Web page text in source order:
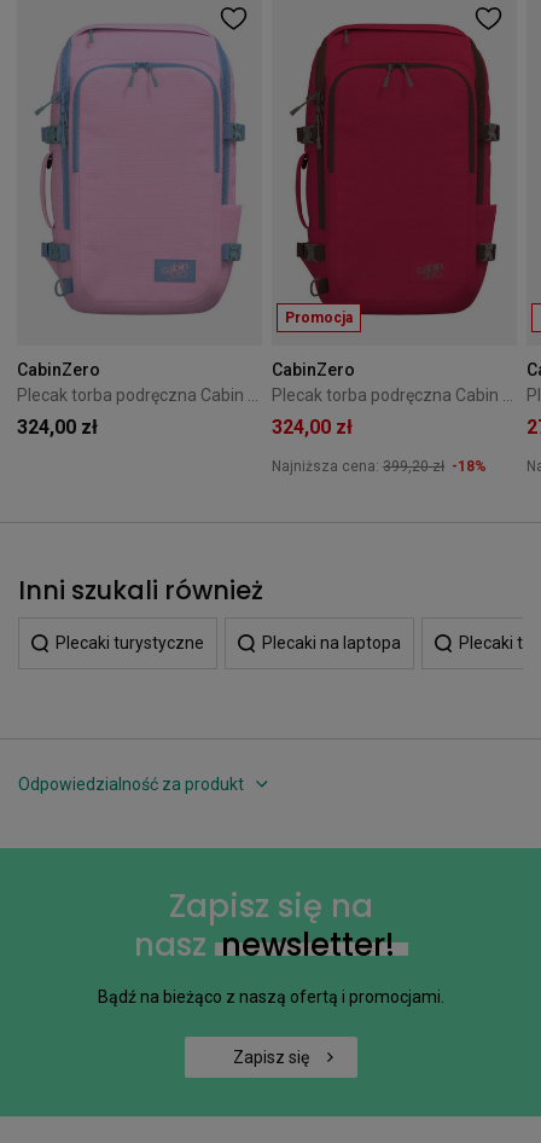
CabinZero
324,00 zł
Promocja
CabinZero
324,00 zł
Najniższa cena: 399,20 zł -18%
Inni szukali również
Plecaki turystyczne Plecaki na laptopa Plecaki
Odpowiedzialność za produkt
Zapisz się na
nasz newsletter!
Bądź na bieżąco z naszą ofertą i promocjami.
Zapisz się